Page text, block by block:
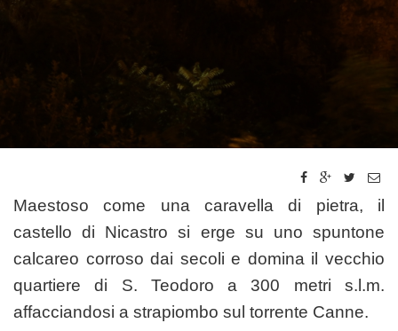
Maestoso come una caravella di pietra, il
castello di Nicastro si erge su uno spuntone
calcareo corroso dai secoli e domina il vecchio
quartiere di S. Teodoro a 300 metri s.l.m.
affacciandosi a strapiombo sul torrente Canne.